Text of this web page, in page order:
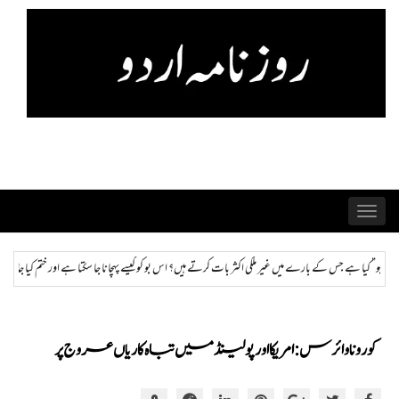
Skip
Toggle
navigation
اس بو کو کیسے پہچانا جا سکتا ہے اور ختم کیا جا سکتا ہے؟ ہمراز: پاکستان حکومت کی ذہنی
کورونا وائرس: امریکا اور پولینڈ میں تباہ کاریاں عروج پر